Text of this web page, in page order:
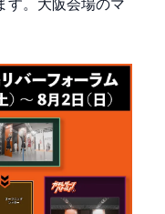
す。大阪会場のマ